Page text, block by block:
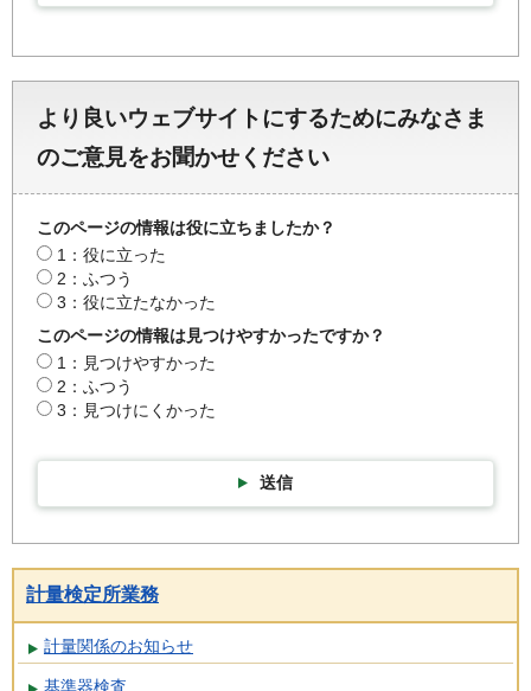
より良いウェブサイトにするためにみなさま
のご意見をお聞かせください
このページの情報は役に立ちましたか？
1：役に立った
2：ふつう
3：役に立たなかった
このページの情報は見つけやすかったですか？
1：見つけやすかった
2：ふつう
3：見つけにくかった
送信
計量検定所業務
計量関係のお知らせ
基準器検査